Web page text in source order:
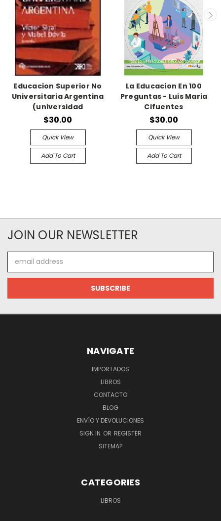
Educacion Superior No
Universitaria Argentina
(universidad
$30.00
Quick View
Add To Cart
La Educacion En 100
Preguntas - Luis Maria
Cifuentes
$30.00
Quick View
Add To Cart
JOIN OUR NEWSLETTER
Address
NAVIGATE
IMPORTADOS
LIBROS
CONTACTO
BLOG
ENVÍO Y DEVOLUCIONES
SIGN IN OR REGISTER
SITEMAP
CATEGORIES
LIBROS